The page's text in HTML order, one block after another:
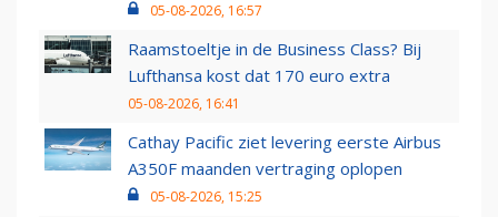
05-08-2026, 16:57
Raamstoeltje in de Business Class? Bij
Lufthansa kost dat 170 euro extra
05-08-2026, 16:41
Cathay Pacific ziet levering eerste Airbus
A350F maanden vertraging oplopen
05-08-2026, 15:25